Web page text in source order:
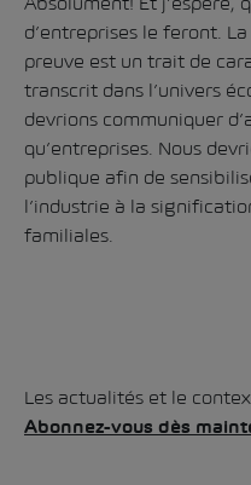
d’entreprises le feront.
preuve est un trait de
transcrit dans l’univers
devrions communiquer
qu’entreprises. Nous
publique afin de
l’industrie à la
familiales.
Les actualités et le
Abonnez-vous dès